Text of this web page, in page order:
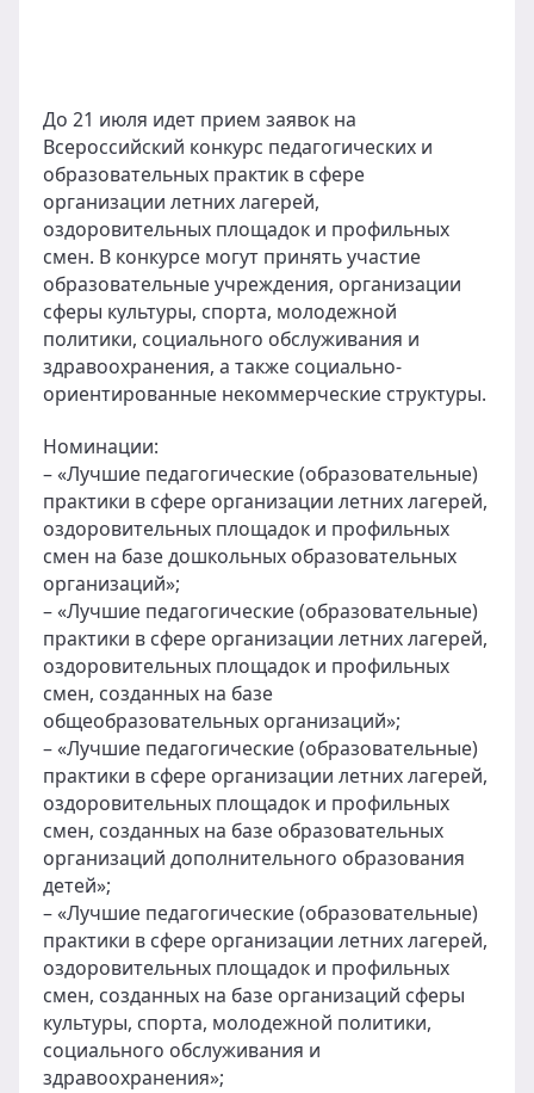
До 21 июля идет прием заявок на
Всероссийский конкурс педагогических и
образовательных практик в сфере
организации летних лагерей,
оздоровительных площадок и профильных
смен. В конкурсе могут принять участие
образовательные учреждения, организации
сферы культуры, спорта, молодежной
политики, социального обслуживания и
здравоохранения, а также социально-
ориентированные некоммерческие структуры.
Номинации:
– «Лучшие педагогические (образовательные)
практики в сфере организации летних лагерей,
оздоровительных площадок и профильных
смен на базе дошкольных образовательных
организаций»;
– «Лучшие педагогические (образовательные)
практики в сфере организации летних лагерей,
оздоровительных площадок и профильных
смен, созданных на базе
общеобразовательных организаций»;
– «Лучшие педагогические (образовательные)
практики в сфере организации летних лагерей,
оздоровительных площадок и профильных
смен, созданных на базе образовательных
организаций дополнительного образования
детей»;
– «Лучшие педагогические (образовательные)
практики в сфере организации летних лагерей,
оздоровительных площадок и профильных
смен, созданных на базе организаций сферы
культуры, спорта, молодежной политики,
социального обслуживания и
здравоохранения»;